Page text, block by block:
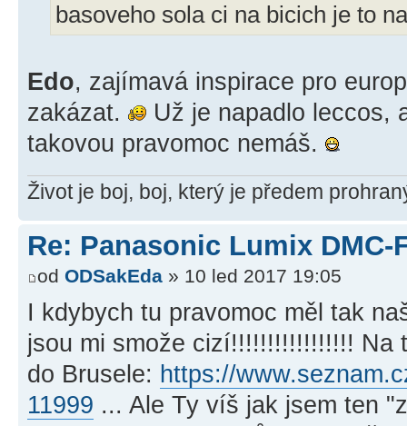
basoveho sola ci na bicich je to
Edo, zajímavá inspirace pro
zakázat.
Už je napadlo leccos,
takovou pravomoc nemáš.
Život je boj, boj, který je předem
Re: Panasonic Lumix DMC-
od ODSakEda » 10 led 2017 19:05
I kdybych tu pravomoc měl tak
jsou mi smože cizí!!!!!!!!!!!!!!!!! Na
do Brusele: https://
11999 ... Ale Ty víš jak jsem ten